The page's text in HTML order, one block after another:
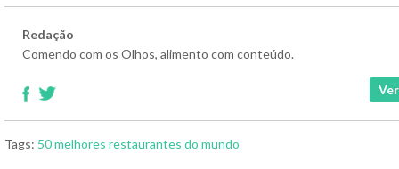
Redação
Comendo com os Olhos, alimento com conteúdo.
Tags: 50 melhores restaurantes do mundo